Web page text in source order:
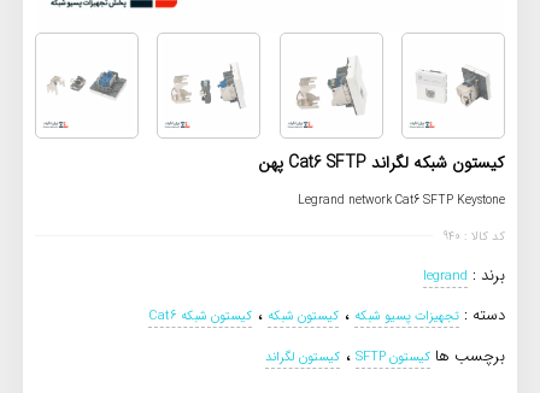
کیستون شبکه لگراند Cat6 SFTP پهن
Legrand network Cat6 SFTP Keystone
کد کالا : 940
برند : legrand
دسته : تجهیزات پسیو شبکه ، کیستون شبکه ، کیستون شبکه Cat6
برچسب ها کیستون SFTP ، کیستون لگراند